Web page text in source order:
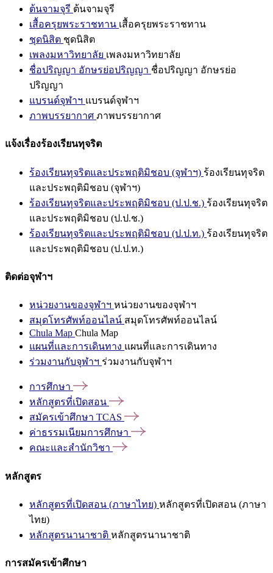
ต้นจามจุรี ต้นจามจุรี
เสื้อครุยพระราชทาน เสื้อครุยพระราชทาน
ชุดนิสิต ชุดนิสิต
เพลงมหาวิทยาลัย เพลงมหาวิทยาลัย
ชื่อปริญญา อักษรย่อปริญญา ชื่อปริญญา อักษรย่อ
ปริญญา
แบรนด์จุฬาฯ แบรนด์จุฬาฯ
ภาพบรรยากาศ ภาพบรรยากาศ
แจ้งเรื่องร้องเรียนทุจริต
ร้องเรียนทุจริตและประพฤติมิชอบ (จุฬาฯ) ร้องเรียนทุจริต
และประพฤติมิชอบ (จุฬาฯ)
ร้องเรียนทุจริตและประพฤติมิชอบ (ป.ป.ช.) ร้องเรียนทุจริต
และประพฤติมิชอบ (ป.ป.ช.)
ร้องเรียนทุจริตและประพฤติมิชอบ (ป.ป.ท.) ร้องเรียนทุจริต
และประพฤติมิชอบ (ป.ป.ท.)
ติดต่อจุฬาฯ
หน่วยงานของจุฬาฯ หน่วยงานของจุฬาฯ
สมุดโทรศัพท์ออนไลน์ สมุดโทรศัพท์ออนไลน์
Chula Map Chula Map
แผนที่และการเดินทาง แผนที่และการเดินทาง
ร่วมงานกับจุฬาฯ ร่วมงานกับจุฬาฯ
การศึกษา
หลักสูตรที่เปิดสอน
สมัครเข้าศึกษา TCAS
ค่าธรรมเนียมการศึกษา
คณะและสำนักวิชา
หลักสูตร
หลักสูตรที่เปิดสอน (ภาษาไทย) หลักสูตรที่เปิดสอน (ภาษา
ไทย)
หลักสูตรนานาชาติ หลักสูตรนานาชาติ
การสมัครเข้าศึกษา